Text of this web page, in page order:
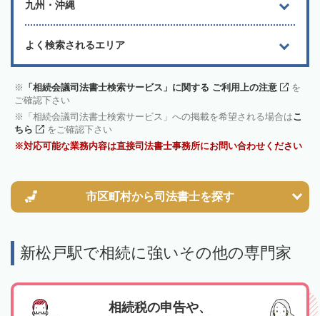
九州・沖縄
よく検索されるエリア
「相続会議司法書士検索サービス」に関する ご利用上の注意
を
ご確認下さい
「相続会議司法書士検索サービス」への掲載を希望される場合はこ
ちら
をご確認下さい
対応可能な業務内容は直接司法書士事務所にお問い合わせください
市区町村から司法書士を探す
新松戸駅で相続に強いその他の専門家
相続税の申告や、